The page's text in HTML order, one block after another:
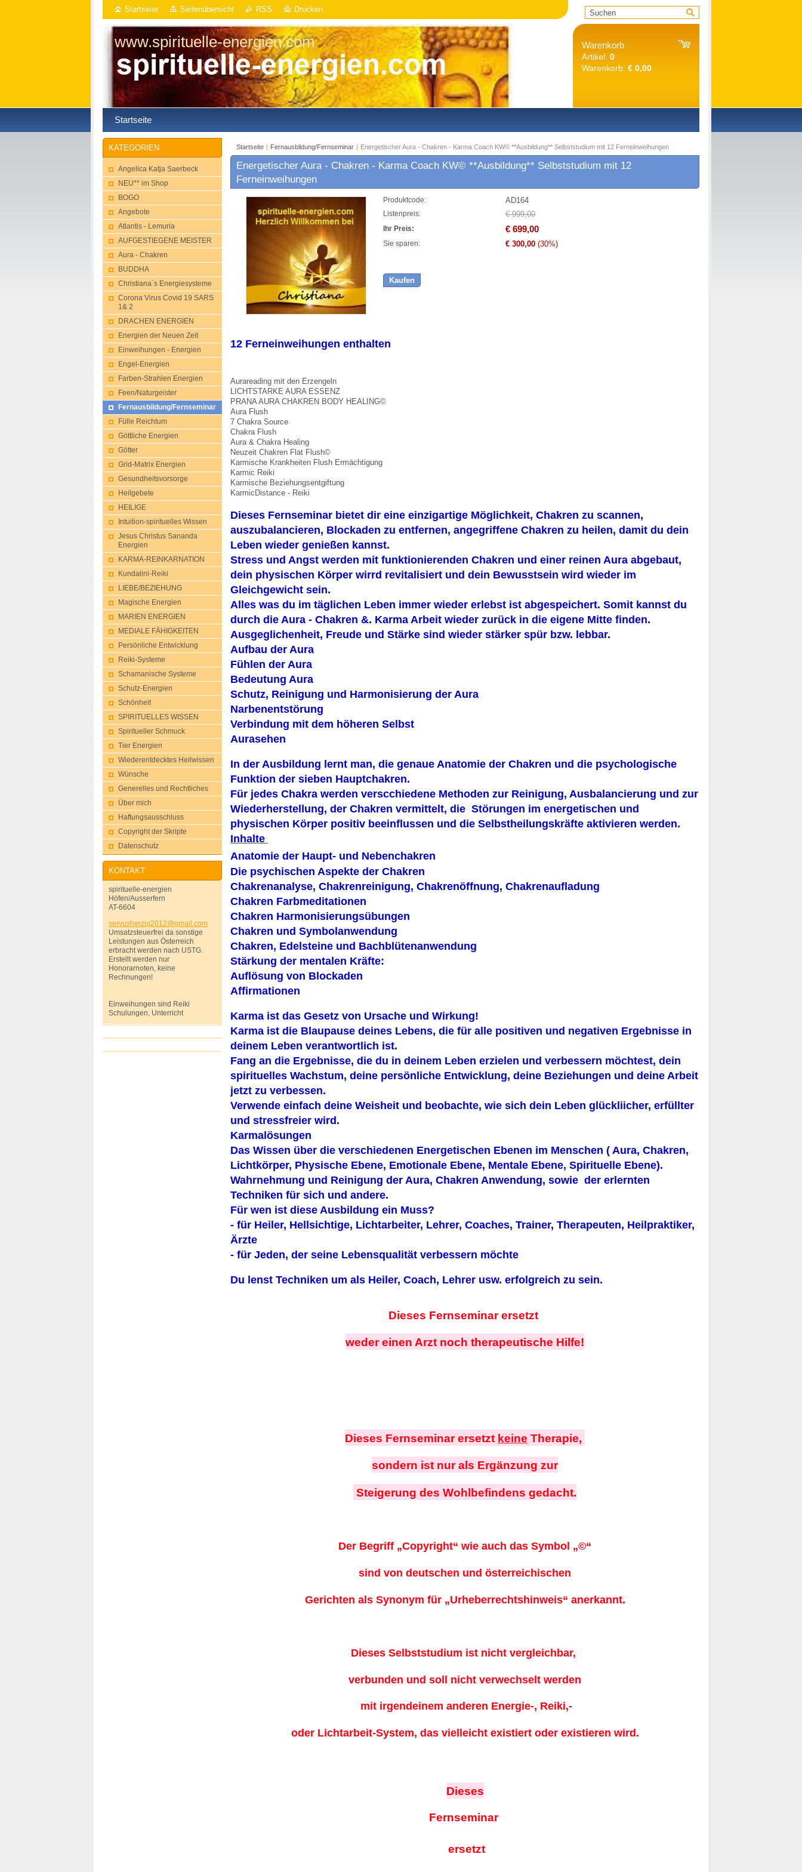
Startseite Seitenübersicht RSS Drucken
www.spirituelle-energien.com Warenkorb
Artikel: 0
Warenkorb: € 0,00
Startseite
Startseite | Fernausbildung/Fernseminar | Energetischer Aura - Chakren - Karma Coach KW© **Ausbildung** Selbststudium mit 12 Ferneinweihungen
Energetischer Aura - Chakren - Karma Coach KW© **Ausbildung** Selbststudium mit 12
Ferneinweihungen
Produktcode: AD164
Listenpreis: € 999,00
Ihr Preis: € 699,00
Sie sparen: € 300,00 (30%)
Kaufen
12 Ferneinweihungen enthalten
Aurareading mit den Erzengeln
LICHTSTARKE AURA ESSENZ
PRANA AURA CHAKREN BODY HEALING©
Aura Flush
7 Chakra Source
Chakra Flush
Aura & Chakra Healing
Neuzeit Chakren Flat Flush©
Karmische Krankheiten Flush Ermächtigung
Karmic Reiki
Karmische Beziehungsentgiftung
KarmicDistance - Reiki
Dieses Fernseminar bietet dir eine einzigartige Möglichkeit, Chakren zu scannen,
auszubalancieren, Blockaden zu entfernen, angegriffene Chakren zu heilen, damit du dein
Leben wieder genießen kannst.
Stress und Angst werden mit funktionierenden Chakren und einer reinen Aura abgebaut,
dein physischen Körper wirrd revitalisiert und dein Bewusstsein wird wieder im
Gleichgewicht sein.
Alles was du im täglichen Leben immer wieder erlebst ist abgespeichert. Somit kannst du
durch die Aura - Chakren &. Karma Arbeit wieder zurück in die eigene Mitte finden.
Ausgeglichenheit, Freude und Stärke sind wieder stärker spür bzw. lebbar.
Aufbau der Aura
Fühlen der Aura
Bedeutung Aura
Schutz, Reinigung und Harmonisierung der Aura
Narbenentstörung
Verbindung mit dem höheren Selbst
Aurasehen
In der Ausbildung lernt man, die genaue Anatomie der Chakren und die psychologische
Funktion der sieben Hauptchakren.
Für jedes Chakra werden verscchiedene Methoden zur Reinigung, Ausbalancierung und zur
Wiederherstellung, der Chakren vermittelt, die Störungen im energetischen und
physischen Körper positiv beeinflussen und die Selbstheilungskräfte aktivieren werden.
Inhalte
Anatomie der Haupt- und Nebenchakren
Die psychischen Aspekte der Chakren
Chakrenanalyse, Chakrenreinigung, Chakrenöffnung, Chakrenaufladung
Chakren Farbmeditationen
Chakren Harmonisierungsübungen
Chakren und Symbolanwendung
Chakren, Edelsteine und Bachblütenanwendung
Stärkung der mentalen Kräfte:
Auflösung von Blockaden
Affirmationen
Karma ist das Gesetz von Ursache und Wirkung!
Karma ist die Blaupause deines Lebens, die für alle positiven und negativen Ergebnisse in
deinem Leben verantwortlich ist.
Fang an die Ergebnisse, die du in deinem Leben erzielen und verbessern möchtest, dein
spirituelles Wachstum, deine persönliche Entwicklung, deine Beziehungen und deine Arbeit
jetzt zu verbessen.
Verwende einfach deine Weisheit und beobachte, wie sich dein Leben glückliicher, erfüllter
und stressfreier wird.
Karmalösungen
Das Wissen über die verschiedenen Energetischen Ebenen im Menschen ( Aura, Chakren,
Lichtkörper, Physische Ebene, Emotionale Ebene, Mentale Ebene, Spirituelle Ebene).
Wahrnehmung und Reinigung der Aura, Chakren Anwendung, sowie der erlernten
Techniken für sich und andere.
Für wen ist diese Ausbildung ein Muss?
- für Heiler, Hellsichtige, Lichtarbeiter, Lehrer, Coaches, Trainer, Therapeuten, Heilpraktiker,
Ärzte
- für Jeden, der seine Lebensqualität verbessern möchte
Du lenst Techniken um als Heiler, Coach, Lehrer usw. erfolgreich zu sein.
Dieses Fernseminar ersetzt
weder einen Arzt noch therapeutische Hilfe!
Dieses Fernseminar ersetzt keine Therapie,
sondern ist nur als Ergänzung zur
Steigerung des Wohlbefindens gedacht.
Der Begriff „Copyright“ wie auch das Symbol „©“
sind von deutschen und österreichischen
Gerichten als Synonym für „Urheberrechtshinweis“ anerkannt.
Dieses Selbststudium ist nicht vergleichbar,
verbunden und soll nicht verwechselt werden
mit irgendeinem anderen Energie-, Reiki,-
oder Lichtarbeit-System, das vielleicht existiert oder existieren wird.
Dieses
Fernseminar
ersetzt
KATEGORIEN
Angelica Katja Saerbeck
NEU** im Shop
BOGO
Angebote
Atlantis - Lemuria
AUFGESTIEGENE MEISTER
Aura - Chakren
BUDDHA
Christiana`s Energiesysteme
Corona Virus Covid 19 SARS
1& 2
DRACHEN ENERGIEN
Energien der Neuen Zeit
Einweihungen - Energien
Engel-Energien
Farben-Strahlen Energien
Feen/Naturgeis​ter
Fernausbildung/Fernseminar
Fülle Reichtum
Göttliche Energien
Götter
Grid-Matrix Energien
Gesu​ndheitsvorsorg​e
Heilgebete
HEILIGE
Intuition-spir​ituelles Wissen
Jesus Christus Sananda
Energien
KARMA-REINKARNATION
Kundalini-Reik​i
LIEBE/BEZIEHUNG
Magische Energien
MARIEN ENERGIEN
MEDIALE FÄHIGKEITEN
Persönliche Entwicklung
Reiki-Systeme
Schamanische Systeme
Schutz-Energie​n
Schönheit
SPIRITUELLES WISSEN
Spiritueller Schmuck
Tier Energien
Wiederentdeckt​es Heilwissen
Wünsche
Generelles und Rechtliches
Über mich
Haftungsausschluss
Copyright der Skripte
Datenschutz
KONTAKT
spirituelle-energien
Höfen/Ausserfern
AT-6604
servusherzig2012@gmail.com
Umsatzsteuerfrei da sonstige
Leistungen aus Österreich
erbracht werden nach USTG.
Erstellt werden nur
Honorarnoten, keine
Rechnungen!
Einweihungen sind Reiki
Schulungen, Unterricht